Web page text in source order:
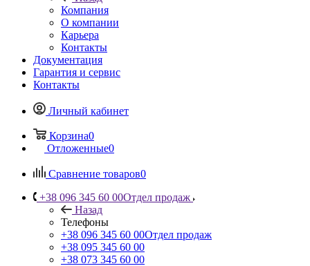
Компания
О компании
Карьера
Контакты
Документация
Гарантия и сервис
Контакты
Личный кабинет
Корзина0
Отложенные0
Сравнение товаров0
+38 096 345 60 00Отдел продаж
Назад
Телефоны
+38 096 345 60 00Отдел продаж
+38 095 345 60 00
+38 073 345 60 00